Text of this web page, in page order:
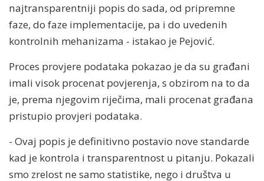
najtransparentniji popis do sada, od pripremne
faze, do faze implementacije, pa i do uvedenih
kontrolnih mehanizama - istakao je Pejović.
Proces provjere podataka pokazao je da su građani
imali visok procenat povjerenja, s obzirom na to da
je, prema njegovim riječima, mali procenat građana
pristupio provjeri podataka.
- Ovaj popis je definitivno postavio nove standarde
kad je kontrola i transparentnost u pitanju. Pokazali
smo zrelost ne samo statistike, nego i društva u